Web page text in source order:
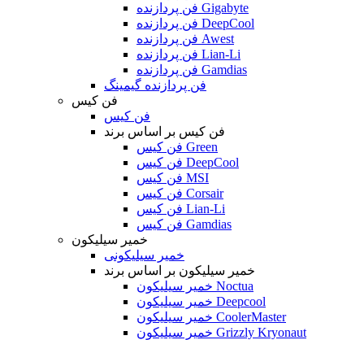
فن پردازنده Gigabyte
فن پردازنده DeepCool
فن پردازنده Awest
فن پردازنده Lian-Li
فن پردازنده Gamdias
فن پردازنده گیمینگ
فن کیس
فن کیس
فن کیس بر اساس برند
فن کیس Green
فن کیس DeepCool
فن کیس MSI
فن کیس Corsair
فن کیس Lian-Li
فن کیس Gamdias
خمیر سیلیکون
خمیر سیلیکونی
خمیر سیلیکون بر اساس برند
خمیر سیلیکون Noctua
خمیر سیلیکون Deepcool
خمیر سیلیکون CoolerMaster
خمیر سیلیکون Grizzly Kryonaut